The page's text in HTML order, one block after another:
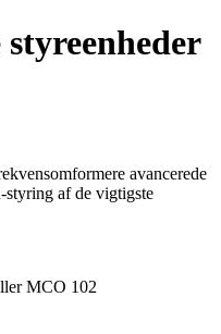
avancerede
styring af de vigtigste
MCO 102